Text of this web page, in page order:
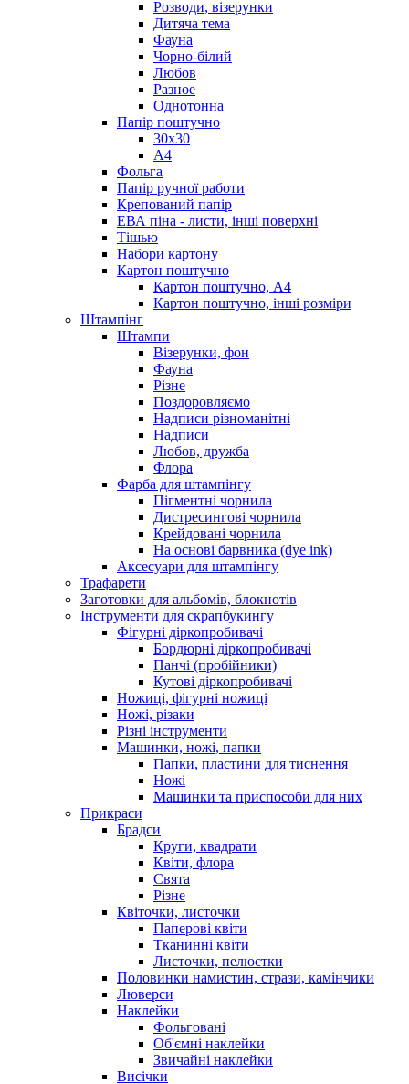
Розводи, візерунки
Дитяча тема
Фауна
Чорно-білий
Любов
Разное
Однотонна
Папір поштучно
30х30
А4
Фольга
Папір ручної работи
Крепований папір
ЕВА піна - листи, інші поверхні
Тішью
Набори картону
Картон поштучно
Картон поштучно, А4
Картон поштучно, інші розміри
Штампінг
Штампи
Візерунки, фон
Фауна
Різне
Поздоровляємо
Надписи різноманітні
Надписи
Любов, дружба
Флора
Фарба для штампінгу
Пігментні чорнила
Дистресингові чорнила
Крейдовані чорнила
На основі барвника (dye ink)
Аксесуари для штампінгу
Трафарети
Заготовки для альбомів, блокнотів
Інструменти для скрапбукингу
Фігурні діркопробивачі
Бордюрні діркопробивачі
Панчі (пробійники)
Кутові діркопробивачі
Ножиці, фігурні ножиці
Ножі, різаки
Різні інструменти
Машинки, ножі, папки
Папки, пластини для тиснення
Ножі
Машинки та приспособи для них
Прикраси
Брадси
Круги, квадрати
Квіти, флора
Свята
Різне
Квіточки, листочки
Паперові квіти
Тканинні квіти
Листочки, пелюстки
Половинки намистин, стрази, камінчики
Люверси
Наклейки
Фольговані
Об'ємні наклейки
Звичайні наклейки
Висічки